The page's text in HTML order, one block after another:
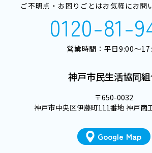
ご不明点・お困りごとはお気軽にお問
0120-81-
営業時間：平日9:00～
神戸市民生活協同
〒650-0032
神戸市中央区伊藤町111番地 神戸商
Google Map